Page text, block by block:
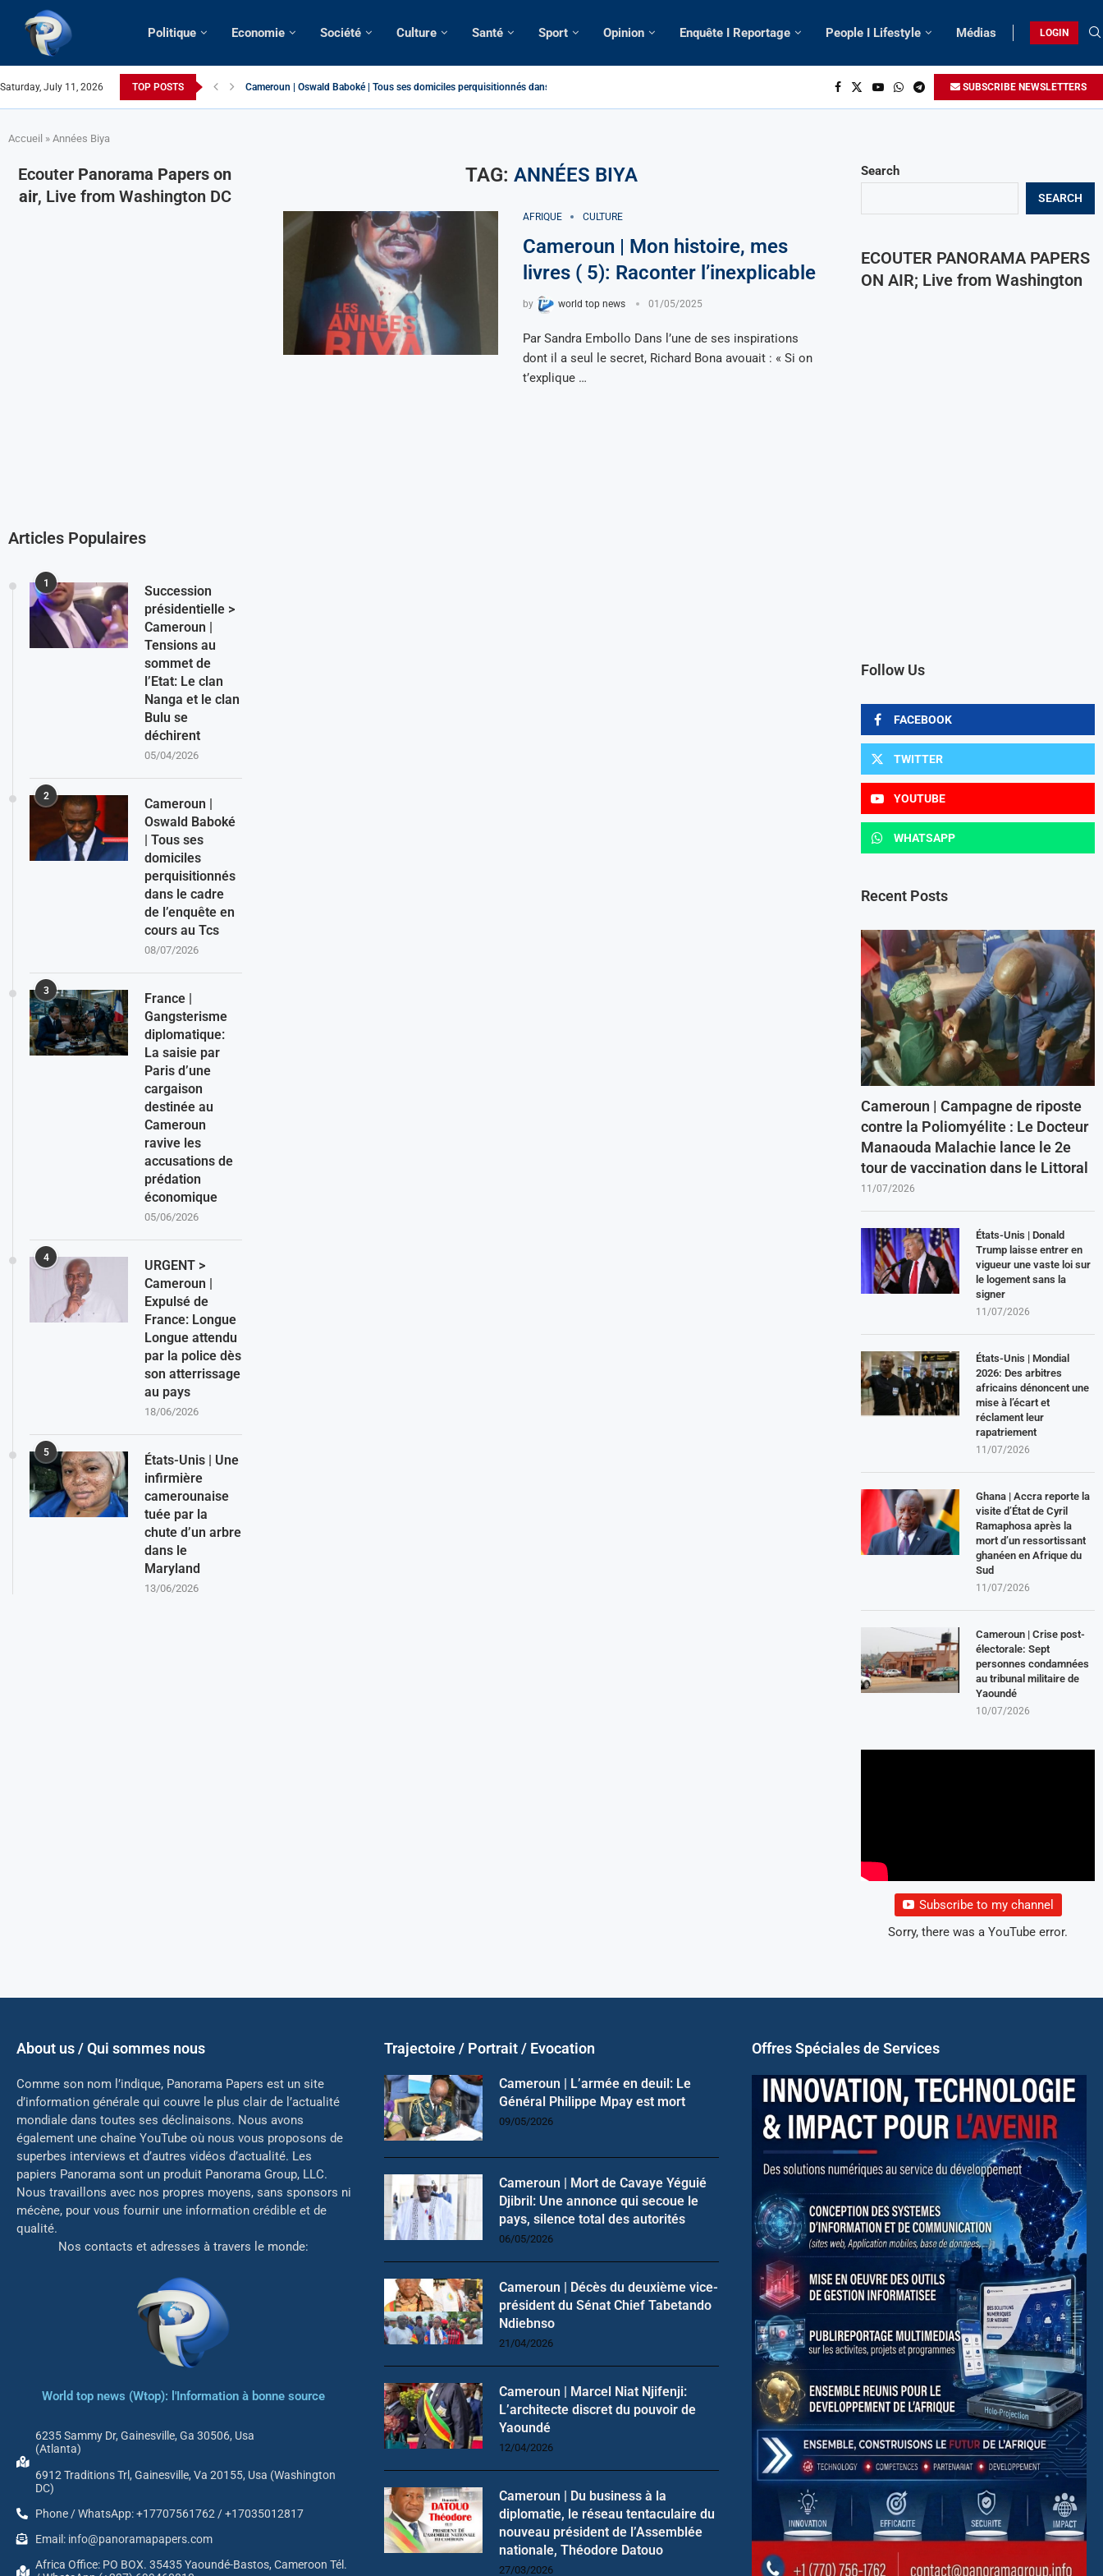
Politique Economie Société Culture Santé Sport Opinion Enquête I Reportage People I Lifestyle Médias LOGIN
Saturday, July 11, 2026 TOP POSTS Cameroun | Oswald Baboké | Tous ses domiciles perquisitionnés dans le... SUBSCRIBE NEWSLETTERS
Accueil » Années Biya
TAG: ANNÉES BIYA
AFRIQUE CULTURE
Cameroun | Mon histoire, mes
livres ( 5): Raconter l’inexplicable
by world top news 01/05/2025
Par Sandra Embollo Dans l’une de ses inspirations
dont il a seul le secret, Richard Bona avouait : « Si on
t’explique …
Search
SEARCH
ECOUTER PANORAMA PAPERS
ON AIR; Live from Washington
Follow Us
FACEBOOK
TWITTER
YOUTUBE
WHATSAPP
Recent Posts
Cameroun | Campagne de riposte
contre la Poliomyélite : Le Docteur
Manaouda Malachie lance le 2e
tour de vaccination dans le Littoral
11/07/2026
États-Unis | Donald
Trump laisse entrer en
vigueur une vaste loi sur
le logement sans la
signer
11/07/2026
États-Unis | Mondial
2026: Des arbitres
africains dénoncent une
mise à l’écart et
réclament leur
rapatriement
11/07/2026
Ghana | Accra reporte la
visite d’État de Cyril
Ramaphosa après la
mort d’un ressortissant
ghanéen en Afrique du
Sud
11/07/2026
Cameroun | Crise post-
électorale: Sept
personnes condamnées
au tribunal militaire de
Yaoundé
10/07/2026
Subscribe to my channel
Sorry, there was a YouTube error.
Ecouter Panorama Papers on
air, Live from Washington DC
Articles Populaires
1
Succession
présidentielle >
Cameroun |
Tensions au
sommet de
l’Etat: Le clan
Nanga et le clan
Bulu se
déchirent
05/04/2026
2
Cameroun |
Oswald Baboké
| Tous ses
domiciles
perquisitionnés
dans le cadre
de l’enquête en
cours au Tcs
08/07/2026
3
France |
Gangsterisme
diplomatique:
La saisie par
Paris d’une
cargaison
destinée au
Cameroun
ravive les
accusations de
prédation
économique
05/06/2026
4
URGENT >
Cameroun |
Expulsé de
France: Longue
Longue attendu
par la police dès
son atterrissage
au pays
18/06/2026
5
États-Unis | Une
infirmière
camerounaise
tuée par la
chute d’un arbre
dans le
Maryland
13/06/2026
About us / Qui sommes nous
Comme son nom l’indique, Panorama Papers est un site
d’information générale qui couvre le plus clair de l’actualité
mondiale dans toutes ses déclinaisons. Nous avons
également une chaîne YouTube où nous vous proposons de
superbes interviews et d’autres vidéos d’actualité. Les
papiers Panorama sont un produit Panorama Group, LLC.
Nous travaillons avec nos propres moyens, sans sponsors ni
mécène, pour vous fournir une information crédible et de
qualité.
Nos contacts et adresses à travers le monde:
World top news (Wtop): l'Information à bonne source
6235 Sammy Dr, Gainesville, Ga 30506, Usa
(Atlanta)
6912 Traditions Trl, Gainesville, Va 20155, Usa (Washington
DC)
Phone / WhatsApp: +17707561762 / +17035012817
Email: info@panoramapapers.com
Africa Office: PO BOX. 35435 Yaoundé-Bastos, Cameroon Tél.
Trajectoire / Portrait / Evocation
Cameroun | L’armée en deuil: Le
Général Philippe Mpay est mort
09/05/2026
Cameroun | Mort de Cavaye Yéguié
Djibril: Une annonce qui secoue le
pays, silence total des autorités
06/05/2026
Cameroun | Décès du deuxième vice-
président du Sénat Chief Tabetando
Ndiebnso
21/04/2026
Cameroun | Marcel Niat Njifenji:
L’architecte discret du pouvoir de
Yaoundé
12/04/2026
Cameroun | Du business à la
diplomatie, le réseau tentaculaire du
nouveau président de l’Assemblée
nationale, Théodore Datouo
27/03/2026
Offres Spéciales de Services